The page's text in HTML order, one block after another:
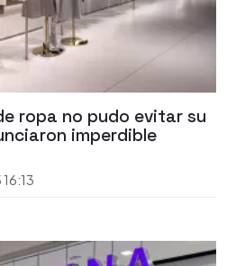
ropa no pudo evitar su
imperdible
16:13